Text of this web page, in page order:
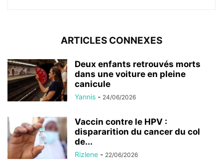
ARTICLES CONNEXES
Deux enfants retrouvés morts
dans une voiture en pleine
canicule
Yannis - 24/06/2026
Vaccin contre le HPV :
dispararition du cancer du col
de...
Rizlene - 22/06/2026